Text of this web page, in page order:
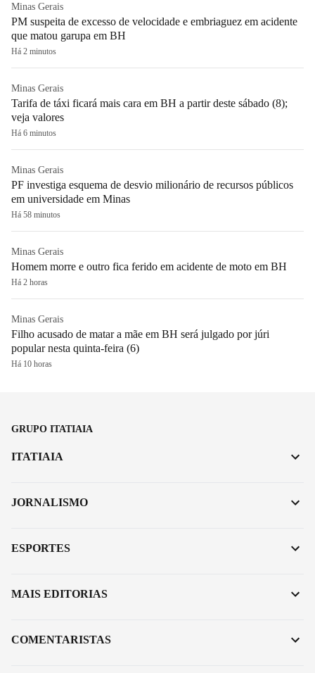
Minas Gerais
PM suspeita de excesso de velocidade e embriaguez em acidente
que matou garupa em BH
Há 2 minutos
Minas Gerais
Tarifa de táxi ficará mais cara em BH a partir deste sábado (8);
veja valores
Há 6 minutos
Minas Gerais
PF investiga esquema de desvio milionário de recursos públicos
em universidade em Minas
Há 58 minutos
Minas Gerais
Homem morre e outro fica ferido em acidente de moto em BH
Há 2 horas
Minas Gerais
Filho acusado de matar a mãe em BH será julgado por júri
popular nesta quinta-feira (6)
Há 10 horas
GRUPO ITATIAIA
ITATIAIA
JORNALISMO
ESPORTES
MAIS EDITORIAS
COMENTARISTAS